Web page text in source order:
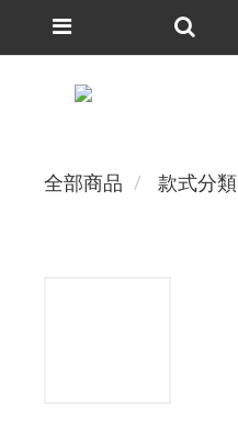
全部商品 款式分類